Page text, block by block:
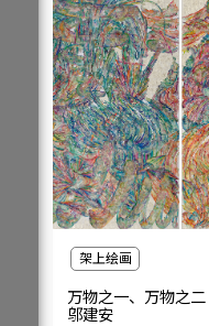
架上绘画
万物之一、万物之二
邬建安